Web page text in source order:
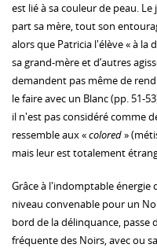
est lié à sa couleur de peau.
part sa mère, tout son
alors que Patricia l'élève « à la
sa grand-mère et d’autres
demandent pas même de
le faire avec un Blanc (pp. 51-
il n'est pas considéré comme
ressemble aux «colored»
mais leur est totalement
Grâce à l'indomptable énergie
niveau convenable pour un
bord de la délinquance, passe
fréquente des Noirs, avec ou